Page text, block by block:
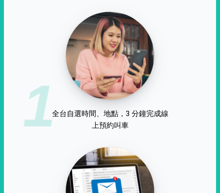
1全台自選時間、地點，3 分鐘完成線
上預約叫車